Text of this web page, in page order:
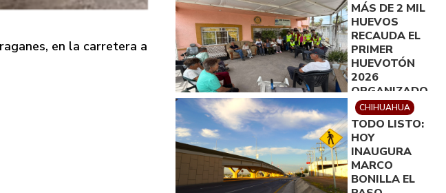
en la carretera a
MÁS DE 2 MIL
HUEVOS
RECAUDA EL
PRIMER
HUEVOTÓN
2026
ORGANIZADO
POR
ROTARACT
DELICIAS
CHIHUAHUA
TODO LISTO:
HOY
INAUGURA
MARCO
BONILLA EL